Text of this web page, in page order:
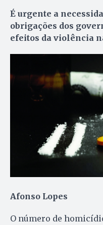
É urgente a
obrigações dos
efeitos da violência
Afonso Lopes
O número de